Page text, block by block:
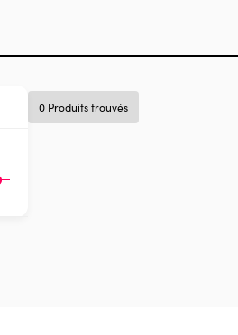
0 Produits trouvés